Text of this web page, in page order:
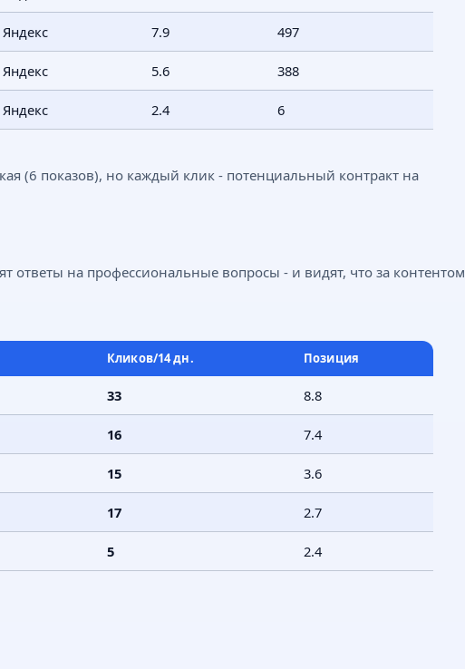
Яндекс 7.9 497
Яндекс 5.6 388
Яндекс 2.4 6
(6 показов), но каждый клик - потенциальный контракт на
ответы на профессиональные вопросы - и видят, что за контентом
Кликов/14 дн. Позиция
33 8.8
16 7.4
15 3.6
17 2.7
5 2.4